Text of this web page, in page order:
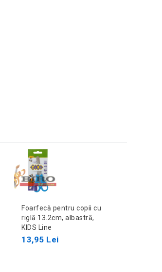
Foarfecă pentru copii cu
riglă 13.2cm, albastră,
KIDS Line
13,95 Lei